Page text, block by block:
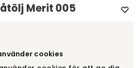
cookies
Merit 005